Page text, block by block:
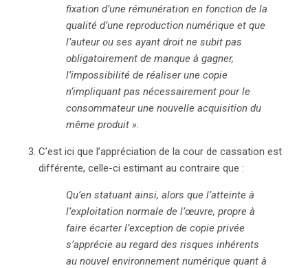
fixation d’une rémunération en fonction de la
qualité d’une reproduction numérique et que
l’auteur ou ses ayant droit ne subit pas
obligatoirement de manque à gagner,
l’impossibilité de réaliser une copie
n’impliquant pas nécessairement pour le
consommateur une nouvelle acquisition du
même produit ».
C’est ici que l’appréciation de la cour de cassation est
différente, celle-ci estimant au contraire que :
Qu’en statuant ainsi, alors que l’atteinte à
l’exploitation normale de l’œuvre, propre à
faire écarter l’exception de copie privée
s’apprécie au regard des risques inhérents
au nouvel environnement numérique quant à